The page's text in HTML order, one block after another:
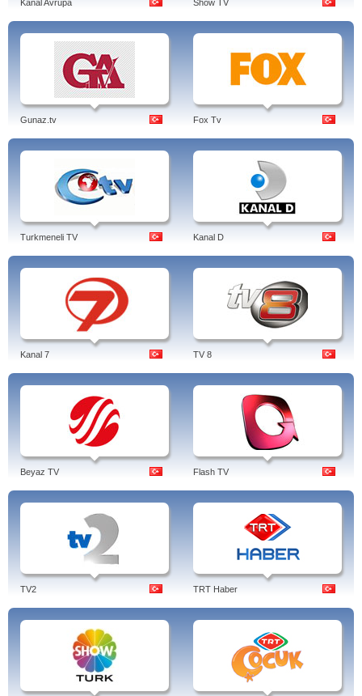
Kanal Avrupa Show TV
Gunaz.tv Fox Tv
Turkmeneli TV Kanal D
Kanal 7 TV 8
Beyaz TV Flash TV
TV2 TRT Haber